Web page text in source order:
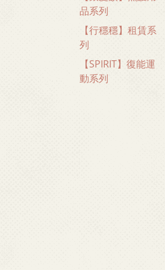
品系列
【行穩穩】租賃系
列
【SPIRIT】復能運
動系列